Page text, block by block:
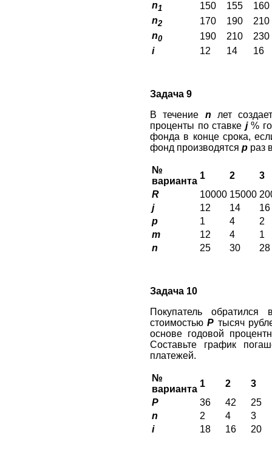
n1 150 155
160
n2 170 190
210
n0 190 210
230
i
12 14 16
Задача 9
В течение n лет
проценты по ставке j%
фонда в конце срока,
фонд производятся р раз
№
варианта
1 2
3
R
10000 15000
j
12 14
16
p
1 4
2
m
12 4
1
n
25 30 28
Задача 10
Покупатель
стоимостьюP тысяч
основе годовой
Составьте график
платежей.
№
варианта
1 2
3
P
36 42
25
n
2 4
3
i
18 16 20